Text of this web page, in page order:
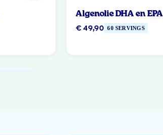
Algenolie DHA en EPA
€ 49,90 60 SERVINGS